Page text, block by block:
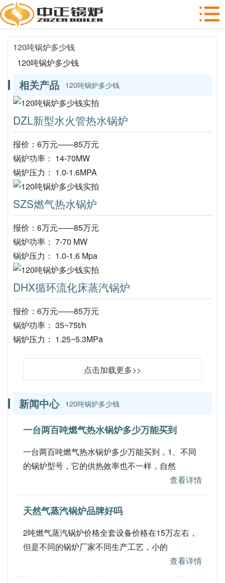
120吨锅炉多少钱
120吨锅炉多少钱
相关产品 120吨锅炉多少钱
DZL新型水火管热水锅炉
报价：6万元——85万元
锅炉功率： 14-70MW
锅炉压力： 1.0-1.6MPA
SZS燃气热水锅炉
报价：6万元——85万元
锅炉功率： 7-70 MW
锅炉压力： 1.0-1.6 Mpa
DHX循环流化床蒸汽锅炉
报价：6万元——85万元
锅炉功率： 35~75t/h
锅炉压力： 1.25~5.3MPa
点击加载更多>>
新闻中心 120吨锅炉多少钱
一台两百吨燃气热水锅炉多少万能买到
一台两百吨燃气热水锅炉多少万能买到，1、不同
的锅炉型号，它的供热效率也不一样，自然
查看详情
天然气蒸汽锅炉品牌好吗
2吨燃气蒸汽锅炉价格全套设备价格在15万左右，
但是不同的锅炉厂家不同生产工艺，小的
查看详情